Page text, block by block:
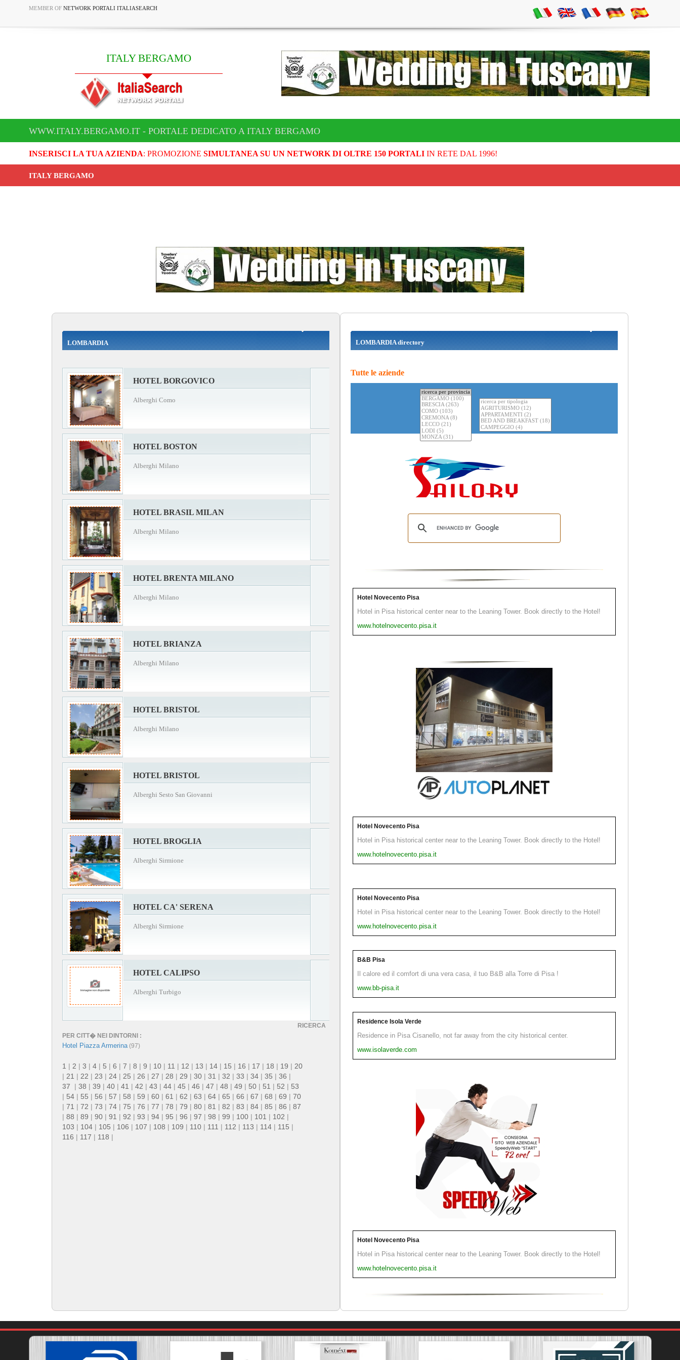
MEMBER OF NETWORK PORTALI ITALIASEARCH
ITALY BERGAMO
WWW.ITALY.BERGAMO.IT - PORTALE DEDICATO A ITALY BERGAMO
INSERISCI LA TUA AZIENDA: PROMOZIONE SIMULTANEA SU UN NETWORK DI OLTRE 150 PORTALIIN RETE DAL 1996!
ITALY BERGAMO
LOMBARDIA
HOTEL BORGOVICO
Alberghi Como
HOTEL BOSTON
Alberghi Milano
HOTEL BRASIL MILAN
Alberghi Milano
HOTEL BRENTA MILANO
Alberghi Milano
HOTEL BRIANZA
Alberghi Milano
HOTEL BRISTOL
Alberghi Milano
HOTEL BRISTOL
Alberghi Sesto San Giovanni
HOTEL BROGLIA
Alberghi Sirmione
HOTEL CA' SERENA
Alberghi Sirmione
HOTEL CALIPSO
Alberghi Turbigo
RICERCA
PER CITT� NEI DINTORNI :
Hotel Piazza Armerina(97)
1 | 2 | 3 | 4 | 5 | 6 | 7 | 8 | 9 | 10 | 11 | 12 | 13 | 14 | 15 | 16 | 17 | 18 | 19 | 20
| 21 | 22 | 23 | 24 | 25 | 26 | 27 | 28 | 29 | 30 | 31 | 32 | 33 | 34 | 35 | 36 |
37 | 38 | 39 | 40 | 41 | 42 | 43 | 44 | 45 | 46 | 47 | 48 | 49 | 50 | 51 | 52 | 53
| 54 | 55 | 56 | 57 | 58 | 59 | 60 | 61 | 62 | 63 | 64 | 65 | 66 | 67 | 68 | 69 | 70
| 71 | 72 | 73 | 74 | 75 | 76 | 77 | 78 | 79 | 80 | 81 | 82 | 83 | 84 | 85 | 86 | 87
| 88 | 89 | 90 | 91 | 92 | 93 | 94 | 95 | 96 | 97 | 98 | 99 | 100 | 101 | 102 |
103 | 104 | 105 | 106 | 107 | 108 | 109 | 110 | 111 | 112 | 113 | 114 | 115 |
116 | 117 | 118 |
LOMBARDIA directory
Tutte le aziende
Hotel Novecento Pisa
Hotel in Pisa historical center near to the Leaning Tower. Book directly to the Hotel!
www.hotelnovecento.pisa.it
Hotel Novecento Pisa
Hotel in Pisa historical center near to the Leaning Tower. Book directly to the Hotel!
www.hotelnovecento.pisa.it
Hotel Novecento Pisa
Hotel in Pisa historical center near to the Leaning Tower. Book directly to the Hotel!
www.hotelnovecento.pisa.it
B&B Pisa
Il calore ed il comfort di una vera casa, il tuo B&B alla Torre di Pisa !
www.bb-pisa.it
Residence Isola Verde
Residence in Pisa Cisanello, not far away from the city historical center.
www.isolaverde.com
Hotel Novecento Pisa
Hotel in Pisa historical center near to the Leaning Tower. Book directly to the Hotel!
www.hotelnovecento.pisa.it